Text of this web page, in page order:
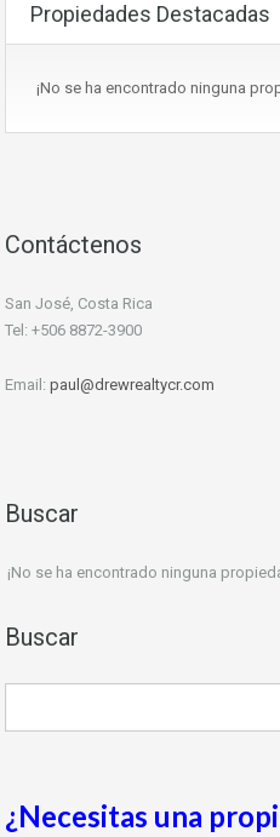
Propiedades Destacadas
¡No se ha encontrado ninguna
Contáctenos
San José, Costa Rica
Tel: +506 8872-3900
Email: paul@drewrealtycr.com
Buscar
¡No se ha encontrado ninguna
Buscar
¿Necesitas una